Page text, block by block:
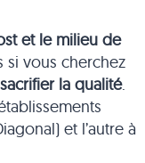
et le milieu de
vous cherchez
la qualité.
et l’autre à